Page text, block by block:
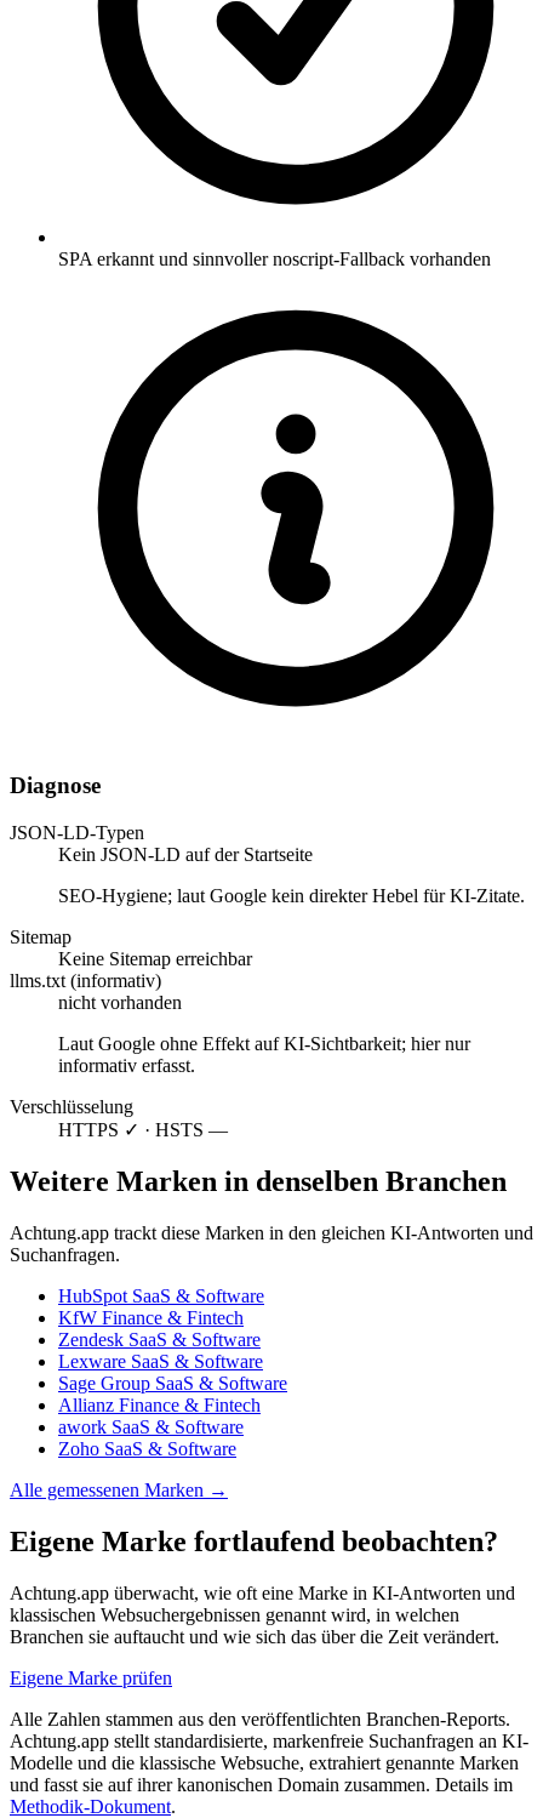
SPA erkannt und sinnvoller noscript-Fallback vorhanden
Diagnose
JSON-LD-Typen
Kein JSON-LD auf der Startseite
SEO-Hygiene; laut Google kein direkter Hebel für KI-Zitate.
Sitemap
Keine Sitemap erreichbar
llms.txt (informativ)
nicht vorhanden
Laut Google ohne Effekt auf KI-Sichtbarkeit; hier nur
informativ erfasst.
Verschlüsselung
HTTPS ✓ · HSTS —
Weitere Marken in denselben Branchen
Achtung.app trackt diese Marken in den gleichen KI-Antworten und
Suchanfragen.
HubSpot SaaS & Software
KfW Finance & Fintech
Zendesk SaaS & Software
Lexware SaaS & Software
Sage Group SaaS & Software
Allianz Finance & Fintech
awork SaaS & Software
Zoho SaaS & Software
Alle gemessenen Marken →
Eigene Marke fortlaufend beobachten?
Achtung.app überwacht, wie oft eine Marke in KI-Antworten und
klassischen Websuchergebnissen genannt wird, in welchen
Branchen sie auftaucht und wie sich das über die Zeit verändert.
Eigene Marke prüfen
Alle Zahlen stammen aus den veröffentlichten Branchen-Reports.
Achtung.app stellt standardisierte, markenfreie Suchanfragen an KI-
Modelle und die klassische Websuche, extrahiert genannte Marken
und fasst sie auf ihrer kanonischen Domain zusammen. Details im
Methodik-Dokument.